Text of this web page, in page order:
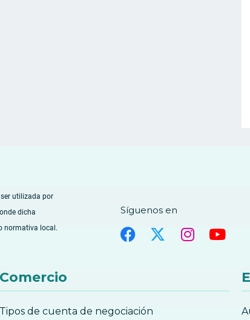
utilizada por
dicha
normativa local.
Síguenos en
Comercio
Tipos de cuenta de negociación